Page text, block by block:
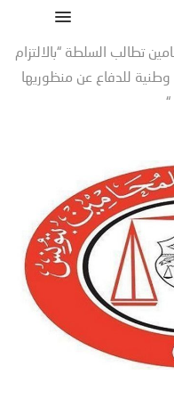
تطالب السلطة “بالالتزام
وطنية للدفاع عن منظوريها